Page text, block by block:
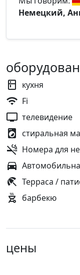
Немецкий,
кухня
Fi
телевидение
стиральная
Номера для
Терраса /
барбекю
цены